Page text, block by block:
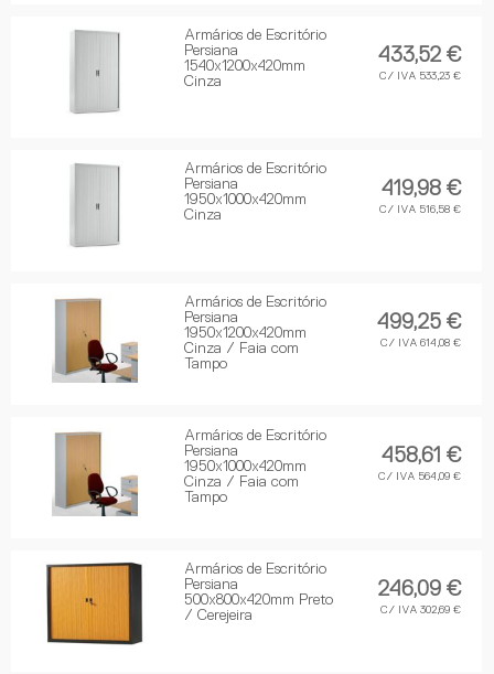
Armários de Escritório
Persiana
1540x1200x420mm
Cinza
433,52 €
C/ IVA 533,23 €
Armários de Escritório
Persiana
1950x1000x420mm
Cinza
419,98 €
C/ IVA 516,58 €
Armários de Escritório
Persiana
1950x1200x420mm
Cinza / Faia com
Tampo
499,25 €
C/ IVA 614,08 €
Armários de Escritório
Persiana
1950x1000x420mm
Cinza / Faia com
Tampo
458,61 €
C/ IVA 564,09 €
Armários de Escritório
Persiana
500x800x420mm Preto
/ Cerejeira
246,09 €
C/ IVA 302,69 €